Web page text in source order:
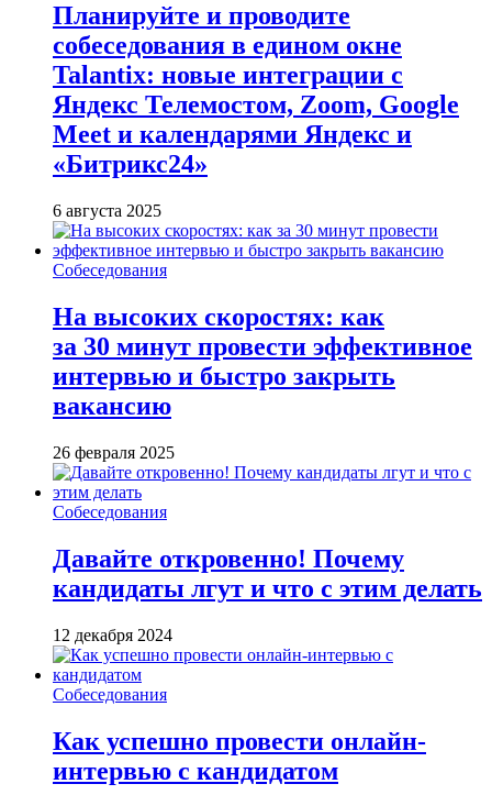
Планируйте и проводите
собеседования в едином окне
Talantix: новые интеграции с
Яндекс Телемостом, Zoom, Google
Meet и календарями Яндекс и
«Битрикс24»
6 августа 2025
Собеседования
На высоких скоростях: как
за 30 минут провести эффективное
интервью и быстро закрыть
вакансию
26 февраля 2025
Собеседования
Давайте откровенно! Почему
кандидаты лгут и что с этим делать
12 декабря 2024
Собеседования
Как успешно провести онлайн-
интервью с кандидатом